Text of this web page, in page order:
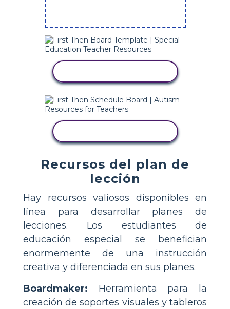
Recursos del plan de
lección
Hay recursos valiosos disponibles en
línea para desarrollar planes de
lecciones. Los estudiantes de
educación especial se benefician
enormemente de una instrucción
creativa y diferenciada en sus planes.
Boardmaker: Herramienta para la
creación de soportes visuales y tableros